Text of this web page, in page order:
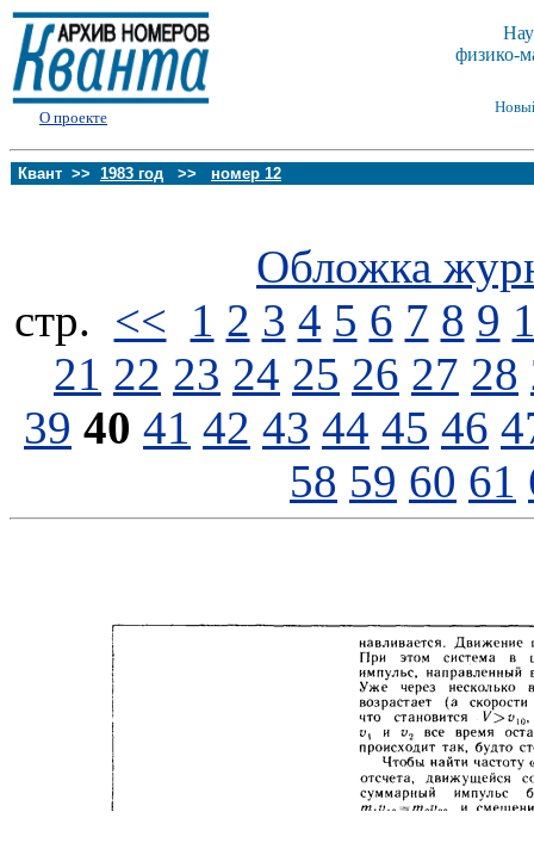
О проекте
физико-
Квант >> 1983 год >> номер 12
Обложка
стp. << 1 2 3 4 5 6 7 8 9
21 22 23 24 25 26 27 28
39 40 41 42 43 44 45 46
58 59 60 61